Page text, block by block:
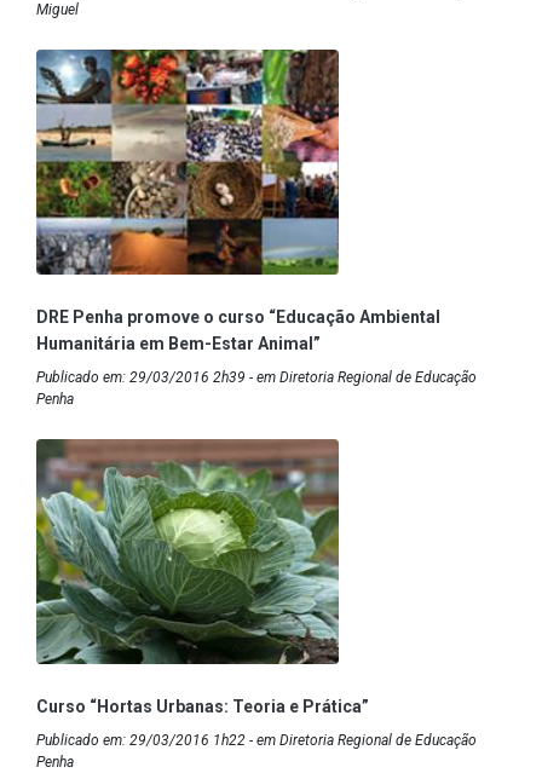
Miguel
DRE Penha promove o curso “Educação Ambiental
Humanitária em Bem-Estar Animal”
Publicado em: 29/03/2016 2h39 - em Diretoria Regional de Educação
Penha
Curso “Hortas Urbanas: Teoria e Prática”
Publicado em: 29/03/2016 1h22 - em Diretoria Regional de Educação
Penha